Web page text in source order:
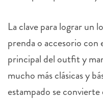
La clave para lograr un
prenda o accesorio con
principal del outfit y
mucho más clásicas y
estampado se